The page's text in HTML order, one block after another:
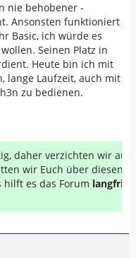
nie behobener -
Ansonsten funktioniert
Basic, ich würde es
Seinen Platz in
Heute bin ich mit
lange Laufzeit, auch mit
zu bedienen.
daher verzichten wir auf
wir Euch über diesen
hilft es das Forum